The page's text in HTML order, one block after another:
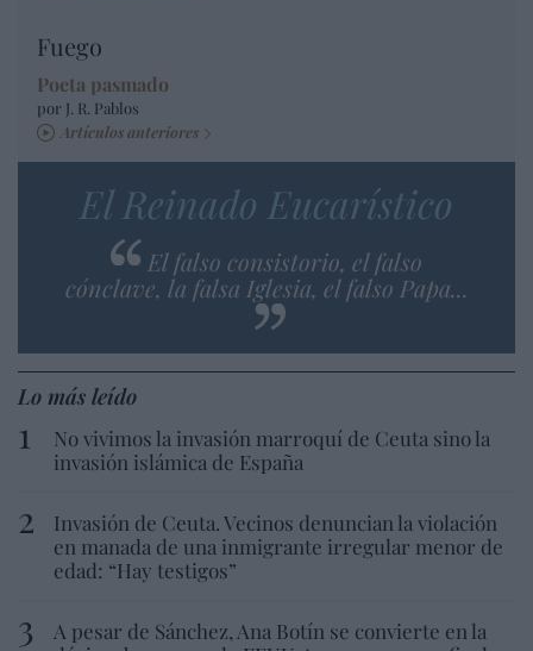
Fuego
Poeta pasmado
por J. R. Pablos
Artículos anteriores
El Reinado Eucarístico
El falso consistorio, el falso
cónclave, la falsa Iglesia, el falso Papa...
Lo más leído
No vivimos la invasión marroquí de Ceuta sino la
invasión islámica de España
Invasión de Ceuta. Vecinos denuncian la violación
en manada de una inmigrante irregular menor de
edad: “Hay testigos”
A pesar de Sánchez, Ana Botín se convierte en la